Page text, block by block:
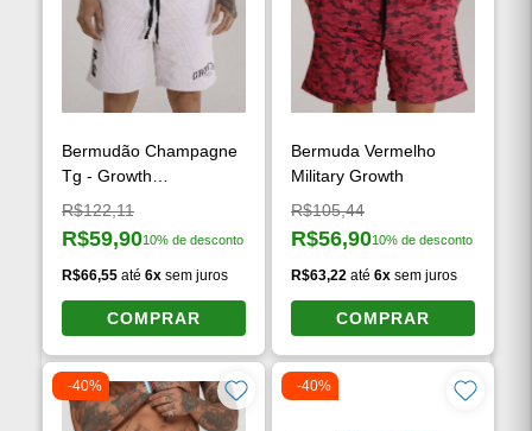
Bermudão Champagne
Tg - Growth
Supplements
Preço original:
R$122,11
Preço à vista:
R$59,9010% de desconto
R$66,55 até6x sem juros
COMPRAR
Bermuda Vermelho
Military Growth
Preço original:
R$105,44
Preço à vista:
R$56,9010% de desconto
R$63,22 até 6x sem juros
COMPRAR
-40% -40%